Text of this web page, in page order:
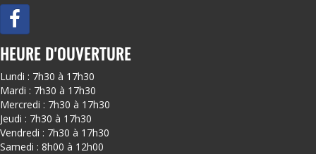
HEURE D'OUVERTURE
Lundi : 7h30 à 17h30
Mardi : 7h30 à 17h30
Mercredi : 7h30 à 17h30
Jeudi : 7h30 à 17h30
Vendredi : 7h30 à 17h30
Samedi : 8h00 à 12h00